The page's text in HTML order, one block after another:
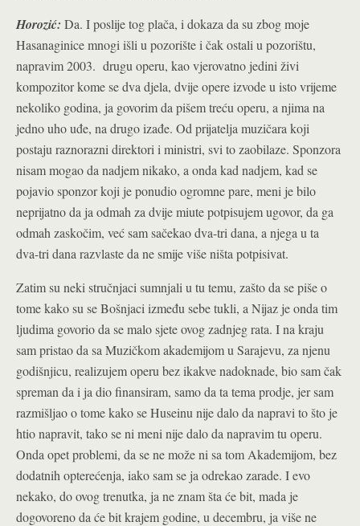
Horozić: Da. I poslije tog plača, i dokaza da su zbog moje
Hasanaginice mnogi išli u pozorište i čak ostali u pozorištu,
napravim 2003. drugu operu, kao vjerovatno jedini živi
kompozitor kome se dva djela, dvije opere izvode u isto vrijeme
nekoliko godina, ja govorim da pišem treću operu, a njima na
jedno uho uđe, na drugo izađe. Od prijatelja muzičara koji
postaju raznorazni direktori i ministri, svi to zaobilaze. Sponzora
nisam mogao da nadjem nikako, a onda kad nadjem, kad se
pojavio sponzor koji je ponudio ogromne pare, meni je bilo
neprijatno da ja odmah za dvije miute potpisujem ugovor, da ga
odmah zaskočim, već sam sačekao dva-tri dana, a njega u ta
dva-tri dana razvlaste da ne smije više ništa potpisivat.
Zatim su neki stručnjaci sumnjali u tu temu, zašto da se piše o
tome kako su se Bošnjaci između sebe tukli, a Nijaz je onda tim
ljudima govorio da se malo sjete ovog zadnjeg rata. I na kraju
sam pristao da sa Muzičkom akademijom u Sarajevu, za njenu
godišnjicu, realizujem operu bez ikakve nadoknade, bio sam čak
spreman da i ja dio finansiram, samo da ta tema prodje, jer sam
razmišljao o tome kako se Huseinu nije dalo da napravi to što je
htio napravit, tako se ni meni nije dalo da napravim tu operu.
Onda opet problemi, da se ne može ni sa tom Akademijom, bez
dodatnih opterećenja, iako sam se ja odrekao zarade. I evo
nekako, do ovog trenutka, ja ne znam šta će bit, mada je
dogovoreno da će bit krajem godine, u decembru, ja više ne